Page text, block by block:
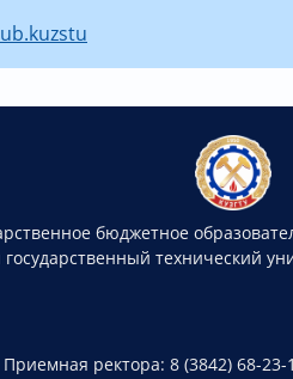
бюджетное
государственный технический
Приемная ректора: 8 (3842) 68-23-